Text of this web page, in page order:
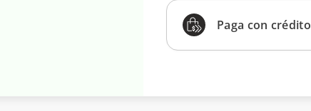
Paga con crédito